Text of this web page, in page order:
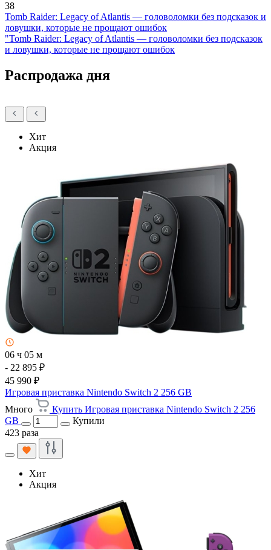
38
Tomb Raider: Legacy of Atlantis — головоломки без подсказок и
ловушки, которые не прощают ошибок
"Tomb Raider: Legacy of Atlantis — головоломки без подсказок
и ловушки, которые не прощают ошибок
Распродажа дня
Хит
Акция
06 ч 05 м
- 22 895 ₽
45 990 ₽
Игровая приставка Nintendo Switch 2 256 GB
Много
Купить Игровая приставка Nintendo Switch 2 256
GB
Купили
423 раза
Хит
Акция